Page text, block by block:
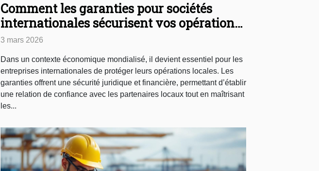
Comment les garanties pour sociétés
internationales sécurisent vos opérations
locales ?
3 mars 2026
Dans un contexte économique mondialisé, il devient essentiel pour les
entreprises internationales de protéger leurs opérations locales. Les
garanties offrent une sécurité juridique et financière, permettant d’établir
une relation de confiance avec les partenaires locaux tout en maîtrisant
les...